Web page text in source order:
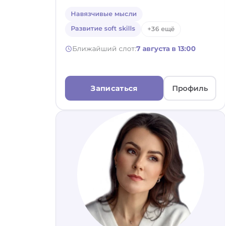
Навязчивые мысли
Развитие soft skills
+36 ещё
Ближайший слот:7 августа в 13:00
Записаться Профиль